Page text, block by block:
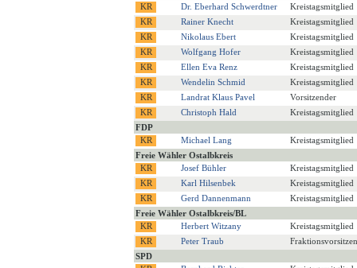
Dr. Eberhard Schwerdtner
Kreistagsmitglied
Rainer Knecht
Kreistagsmitglied
Nikolaus Ebert
Kreistagsmitglied
Wolfgang Hofer
Kreistagsmitglied
Ellen Eva Renz
Kreistagsmitglied
Wendelin Schmid
Kreistagsmitglied
Landrat Klaus Pavel
Vorsitzender
Christoph Hald
Kreistagsmitglied
FDP
Michael Lang
Kreistagsmitglied
Freie Wähler Ostalbkreis
Josef Bühler
Kreistagsmitglied
Karl Hilsenbek
Kreistagsmitglied
Gerd Dannenmann
Kreistagsmitglied
Freie Wähler Ostalbkreis/BL
Herbert Witzany
Kreistagsmitglied
Peter Traub
SPD